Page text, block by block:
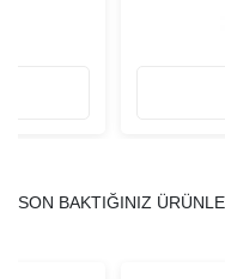
SON BAKTIĞINIZ